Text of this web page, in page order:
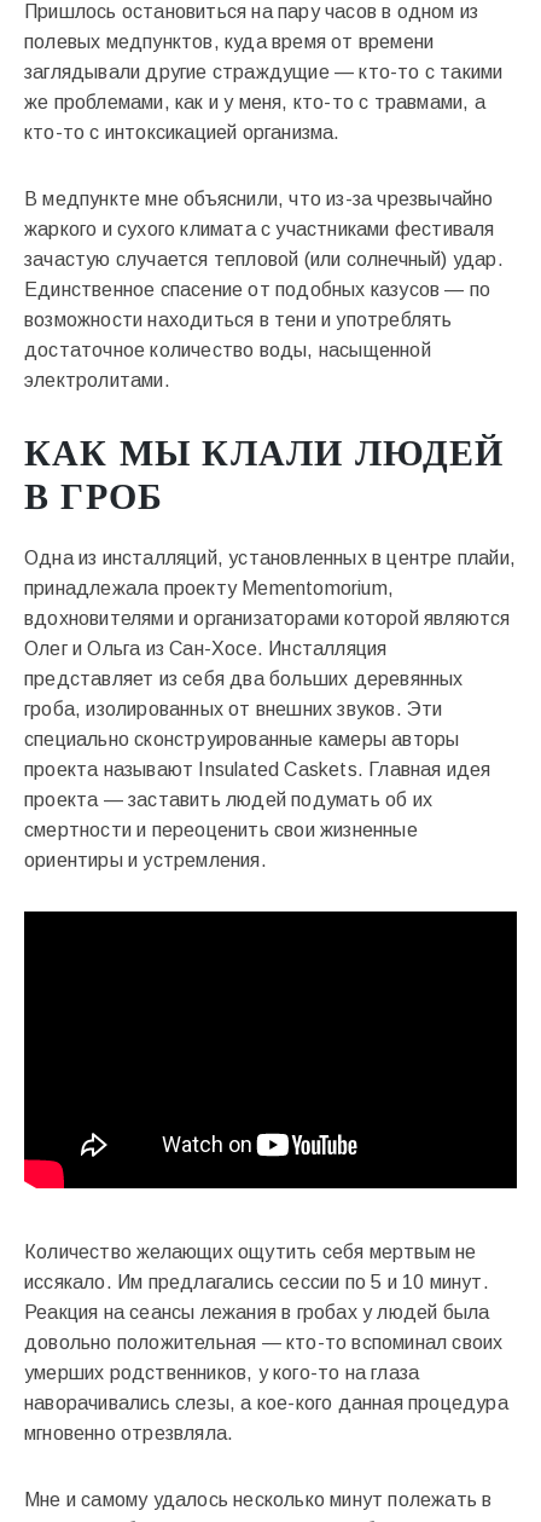
Пришлось остановиться на пару часов в одном из
полевых медпунктов, куда время от времени
заглядывали другие страждущие — кто-то с такими
же проблемами, как и у меня, кто-то с травмами, а
кто-то с интоксикацией организма.
В медпункте мне объяснили, что из-за чрезвычайно
жаркого и сухого климата с участниками фестиваля
зачастую случается тепловой (или солнечный) удар.
Единственное спасение от подобных казусов — по
возможности находиться в тени и употреблять
достаточное количество воды, насыщенной
электролитами.
КАК МЫ КЛАЛИ ЛЮДЕЙ
В ГРОБ
Одна из инсталляций, установленных в центре плайи,
принадлежала проекту Mementomorium,
вдохновителями и организаторами которой являются
Олег и Ольга из Сан-Хосе. Инсталляция
представляет из себя два больших деревянных
гроба, изолированных от внешних звуков. Эти
специально сконструированные камеры авторы
проекта называют Insulated Caskets. Главная идея
проекта — заставить людей подумать об их
смертности и переоценить свои жизненные
ориентиры и устремления.
Количество желающих ощутить себя мертвым не
иссякало. Им предлагались сессии по 5 и 10 минут.
Реакция на сеансы лежания в гробах у людей была
довольно положительная — кто-то вспоминал своих
умерших родственников, у кого-то на глаза
наворачивались слезы, а кое-кого данная процедура
мгновенно отрезвляла.
Мне и самому удалось несколько минут полежать в